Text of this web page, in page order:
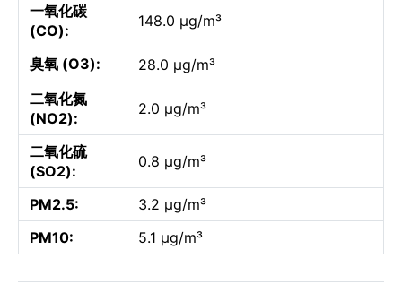
一氧化碳
(CO):
148.0 µg/m³
臭氧 (O3):
28.0 µg/m³
二氧化氮
(NO2):
2.0 µg/m³
二氧化硫
(SO2):
0.8 µg/m³
PM2.5:
3.2 µg/m³
PM10:
5.1 µg/m³